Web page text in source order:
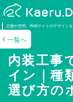
店舗や空間、Webサイトのデザイン
内装デザイン･設計
広告･クリエイティブ
設計施工
設備·営繕
不動産開発
営業·クリエイティブ
企画·開発
企業情報
組織図･グループ企業
内装工事
イン｜種
選び方の
一覧へ